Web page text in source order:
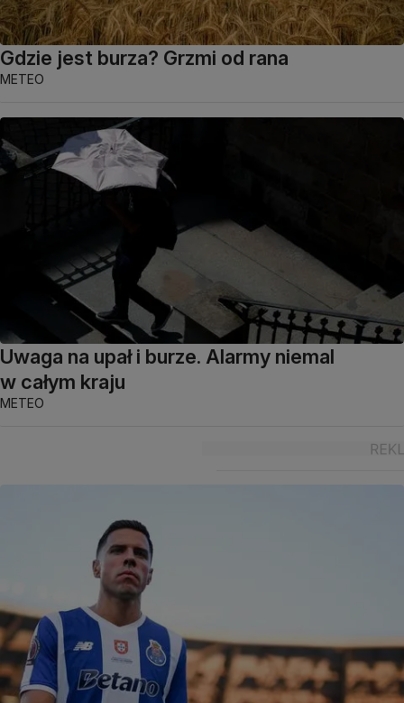
Gdzie jest burza? Grzmi od rana
METEO
Uwaga na upał i burze. Alarmy niemal
w całym kraju
METEO